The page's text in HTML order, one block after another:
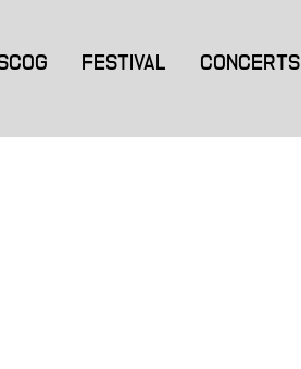
FESTIVAL CONCERTS